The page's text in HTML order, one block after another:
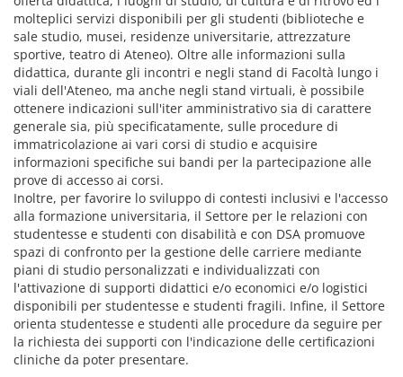
molteplici servizi disponibili per gli studenti (biblioteche e
sale studio, musei, residenze universitarie, attrezzature
sportive, teatro di Ateneo). Oltre alle informazioni sulla
didattica, durante gli incontri e negli stand di Facoltà lungo i
viali dell'Ateneo, ma anche negli stand virtuali, è possibile
ottenere indicazioni sull'iter amministrativo sia di carattere
generale sia, più specificatamente, sulle procedure di
immatricolazione ai vari corsi di studio e acquisire
informazioni specifiche sui bandi per la partecipazione alle
prove di accesso ai corsi.
Inoltre, per favorire lo sviluppo di contesti inclusivi e l'accesso
alla formazione universitaria, il Settore per le relazioni con
studentesse e studenti con disabilità e con DSA promuove
spazi di confronto per la gestione delle carriere mediante
piani di studio personalizzati e individualizzati con
l'attivazione di supporti didattici e/o economici e/o logistici
disponibili per studentesse e studenti fragili. Infine, il Settore
orienta studentesse e studenti alle procedure da seguire per
la richiesta dei supporti con l'indicazione delle certificazioni
cliniche da poter presentare.